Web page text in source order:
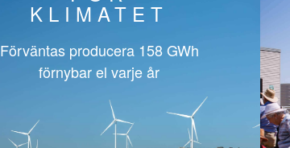
KLIMATET
Förväntas producera158 GWh
förnybar el varje år